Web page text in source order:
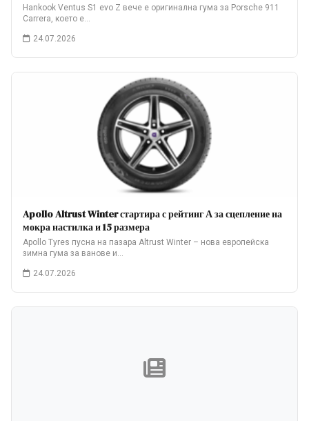
Hankook Ventus S1 evo Z вече е оригинална гума за Porsche 911
Carrera, което е…
24.07.2026
Apollo Altrust Winter стартира с рейтинг А за сцепление на
мокра настилка и 15 размера
Apollo Tyres пусна на пазара Altrust Winter – нова европейска
зимна гума за ванове и…
24.07.2026